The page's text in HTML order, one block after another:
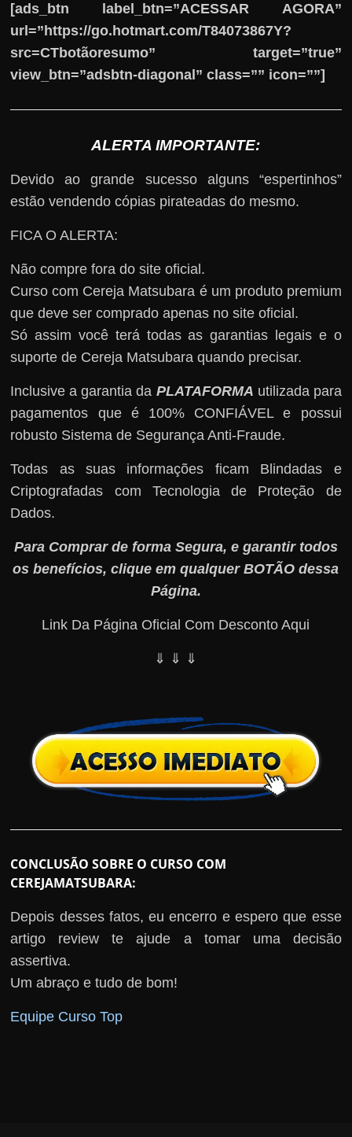
[ads_btn label_btn=”ACESSAR AGORA”
url=”https://go.hotmart.com/T84073867Y?
src=CTbotãoresumo” target=”true”
view_btn=”adsbtn-diagonal” class=”” icon=””]
ALERTA IMPORTANTE:
Devido ao grande sucesso alguns “espertinhos”
estão vendendo cópias pirateadas do mesmo.
FICA O ALERTA:
Não compre fora do site oficial.
Curso com Cereja Matsubara é um produto premium
que deve ser comprado apenas no site oficial.
Só assim você terá todas as garantias legais e o
suporte de Cereja Matsubara quando precisar.
Inclusive a garantia da PLATAFORMA utilizada para
pagamentos que é 100% CONFIÁVEL e possui
robusto Sistema de Segurança Anti-Fraude.
Todas as suas informações ficam Blindadas e
Criptografadas com Tecnologia de Proteção de
Dados.
Para Comprar de forma Segura, e garantir todos
os benefícios, clique em qualquer BOTÃO dessa
Página.
Link Da Página Oficial Com Desconto Aqui
⇓ ⇓ ⇓
CONCLUSÃO SOBRE O CURSO COM
CEREJAMATSUBARA:
Depois desses fatos, eu encerro e espero que esse
artigo review te ajude a tomar uma decisão
assertiva.
Um abraço e tudo de bom!
Equipe Curso Top